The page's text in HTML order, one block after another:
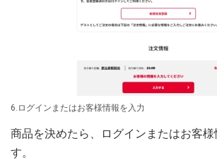
6.ログインまたはお客様情報を入力
商品を決めたら、ログインまたはお客様
す。